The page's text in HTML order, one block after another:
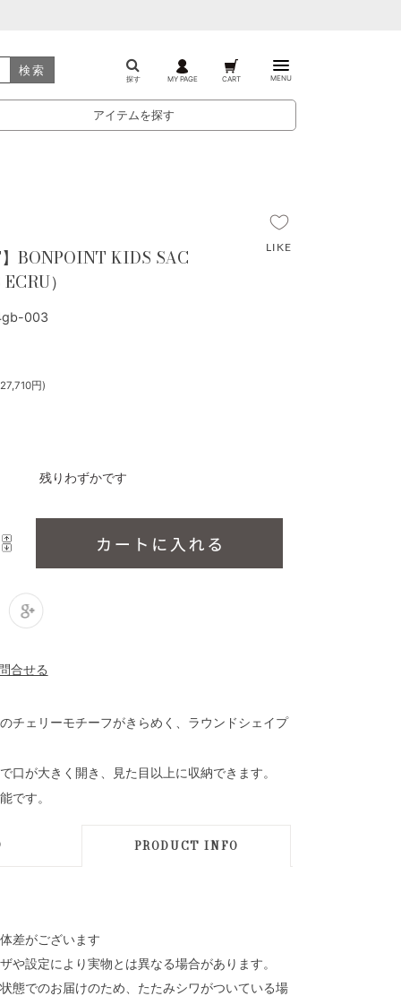
検索
探す MY PAGE CART MENU
アイテムを探す
】BONPOINT KIDS SAC
）
003
円)
残りわずかです
チェリーモチーフがきらめく、ラウンドシェイプ
口が大きく開き、見た目以上に収納できます。
です。
PRODUCT INFO
差がございます
や設定により実物とは異なる場合があります。
態でのお届けのため、たたみシワがついている場